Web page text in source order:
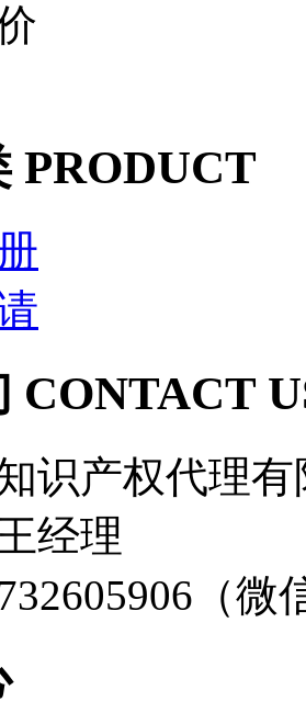
PRODUCT
CONTACT
识产权代理
经理
（微